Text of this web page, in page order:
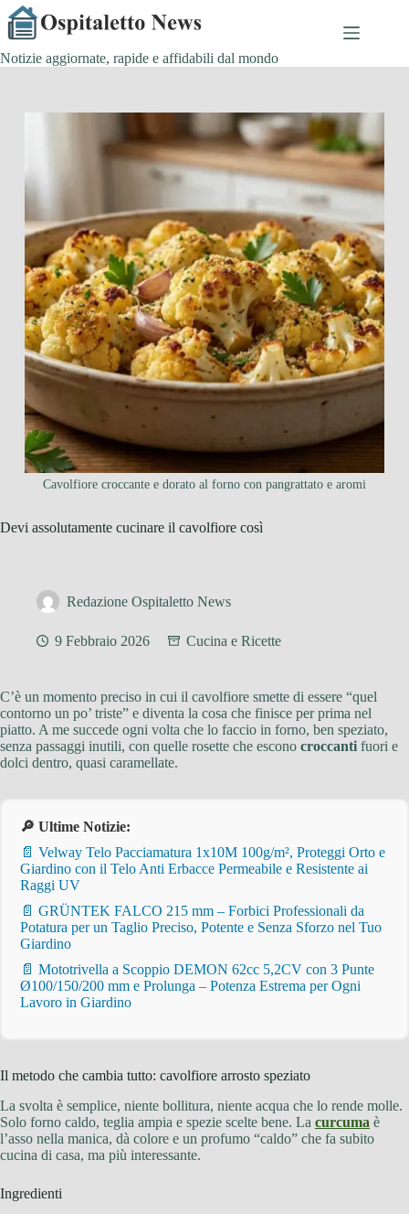
Salta
al
contenuto
Notizie aggiornate, rapide e affidabili dal mondo
Cavolfiore croccante e dorato al forno con pangrattato e aromi
Devi assolutamente cucinare il cavolfiore così
Redazione Ospitaletto News
9 Febbraio 2026 Cucina e Ricette
C’è un momento preciso in cui il cavolfiore smette di essere “quel
contorno un po’ triste” e diventa la cosa che finisce per prima nel
piatto. A me succede ogni volta che lo faccio in forno, ben speziato,
senza passaggi inutili, con quelle rosette che escono croccanti fuori e
dolci dentro, quasi caramellate.
🔎 Ultime Notizie:
📄 Velway Telo Pacciamatura 1x10M 100g/m², Proteggi Orto e
Giardino con il Telo Anti Erbacce Permeabile e Resistente ai
Raggi UV
📄 GRÜNTEK FALCO 215 mm – Forbici Professionali da
Potatura per un Taglio Preciso, Potente e Senza Sforzo nel Tuo
Giardino
📄 Mototrivella a Scoppio DEMON 62cc 5,2CV con 3 Punte
Ø100/150/200 mm e Prolunga – Potenza Estrema per Ogni
Lavoro in Giardino
Il metodo che cambia tutto: cavolfiore arrosto speziato
La svolta è semplice, niente bollitura, niente acqua che lo rende molle.
Solo forno caldo, teglia ampia e spezie scelte bene. La curcuma è
l’asso nella manica, dà colore e un profumo “caldo” che fa subito
cucina di casa, ma più interessante.
Ingredienti